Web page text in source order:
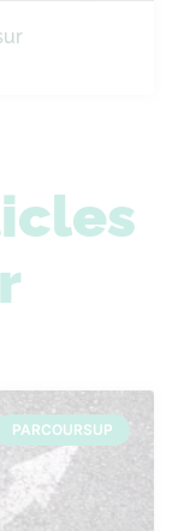
PARCOURSUP